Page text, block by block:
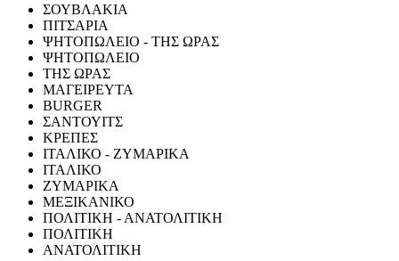
ΣΟΥΒΛΑΚΙΑ
ΠΙΤΣΑΡΙΑ
ΨΗΤΟΠΩΛΕΙΟ - ΤΗΣ ΩΡΑΣ
ΨΗΤΟΠΩΛΕΙΟ
ΤΗΣ ΩΡΑΣ
ΜΑΓΕΙΡΕΥΤΑ
BURGER
ΣΑΝΤΟΥΙΤΣ
ΚΡΕΠΕΣ
ΙΤΑΛΙΚΟ - ΖΥΜΑΡΙΚΑ
ΙΤΑΛΙΚΟ
ΖΥΜΑΡΙΚΑ
ΜΕΞΙΚΑΝΙΚΟ
ΠΟΛΙΤΙΚΗ - ΑΝΑΤΟΛΙΤΙΚΗ
ΠΟΛΙΤΙΚΗ
ΑΝΑΤΟΛΙΤΙΚΗ